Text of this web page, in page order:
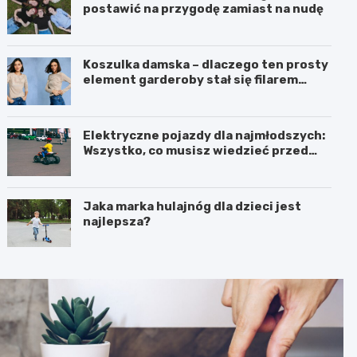
postawić na przygodę zamiast na nudę
Koszulka damska – dlaczego ten prosty
element garderoby stał się filarem
Elektryczne pojazdy dla najmłodszych:
Wszystko, co musisz wiedzieć przed
Jaka marka hulajnóg dla dzieci jest
najlepsza?